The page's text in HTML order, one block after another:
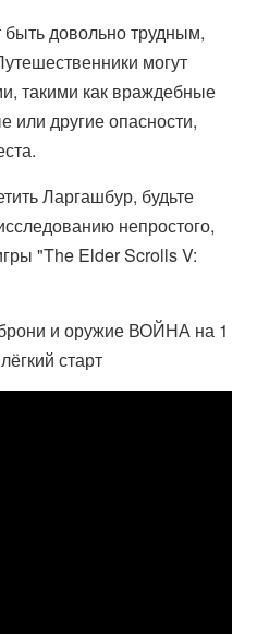
довольно трудным,
могут
такими как враждебные
или другие опасности,
Ларгашбур, будьте
непростого,
"The Elder Scrolls V:
и оружие ВОЙНА на 1
старт